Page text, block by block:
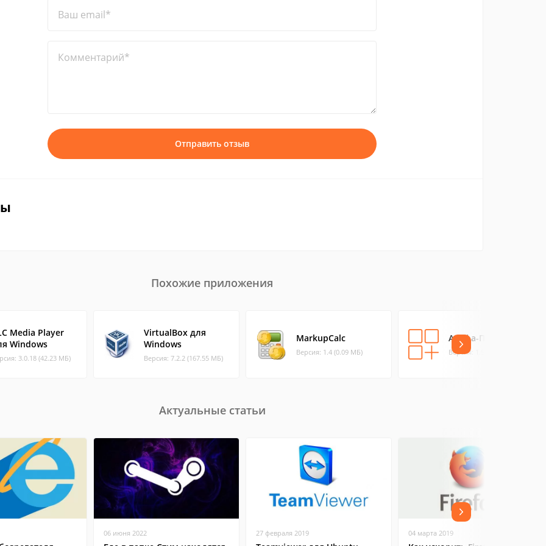
Ваш email*
Комментарий*
Отправить отзыв
Похожие приложения
Media Player
Windows
3.0.18 (42.23 МБ)
VirtualBox для
Windows
Версия: 7.2.2 (167.55 МБ)
MarkupCalc
Версия: 1.4 (0.09 МБ)
Альфа-Проект
Версия: 1.5 (3.66 МБ)
Актуальные статьи
06 июня 2022 27 февраля 2019 04 марта 2019